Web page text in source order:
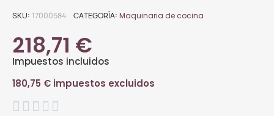
SKU 17000584 CATEGORÍA Maquinaria de cocina
218,71 €
Impuestos incluidos
180,75 € impuestos excluidos
    